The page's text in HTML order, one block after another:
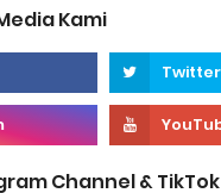
Kami
Channel & TikTok